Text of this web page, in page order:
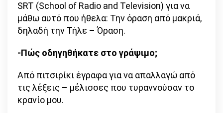
SRT (Schoοl of Radio and Television) για να
μάθω αυτό που ήθελα: Την όραση από μακριά,
δηλαδή την Τήλε – Όραση.
-Πώς οδηγηθήκατε στο γράψιμο;
Από πιτσιρίκι έγραφα για να απαλλαγώ από
τις λέξεις – μέλισσες που τυραννούσαν το
κρανίο μου.